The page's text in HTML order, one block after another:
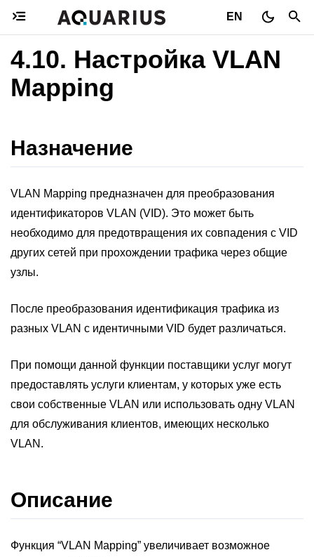
EN
4.10. Настройка VLAN
Mapping
Назначение
VLAN Mapping предназначен для преобразования
идентификаторов VLAN (VID). Это может быть
необходимо для предотвращения их совпадения с VID
других сетей при прохождении трафика через общие
узлы.
После преобразования идентификация трафика из
разных VLAN с идентичными VID будет различаться.
При помощи данной функции поставщики услуг могут
предоставлять услуги клиентам, у которых уже есть
свои собственные VLAN или использовать одну VLAN
для обслуживания клиентов, имеющих несколько
VLAN.
Описание
Функция “VLAN Mapping” увеличивает возможное